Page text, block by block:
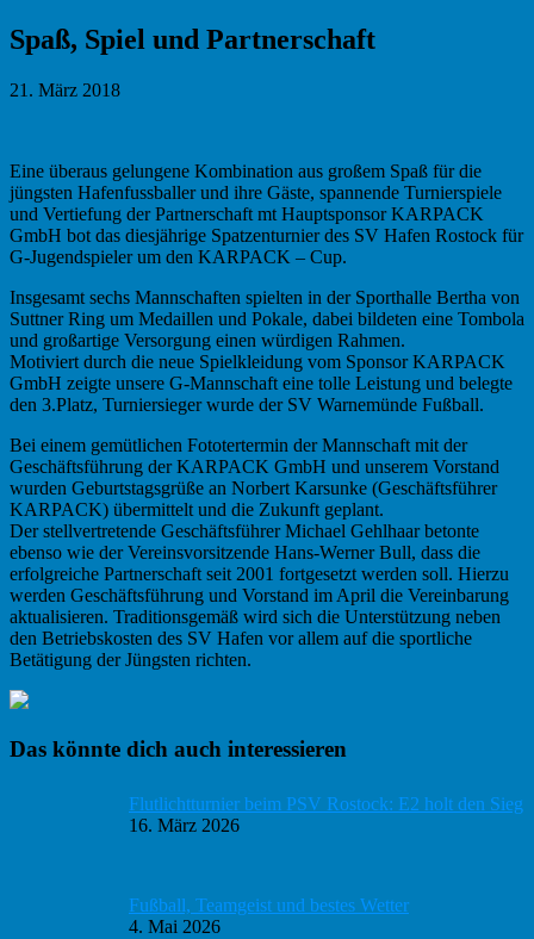
Spaß, Spiel und Partnerschaft
21. März 2018
Eine überaus gelungene Kombination aus großem Spaß für die
jüngsten Hafenfussballer und ihre Gäste, spannende Turnierspiele
und Vertiefung der Partnerschaft mt Hauptsponsor KARPACK
GmbH bot das diesjährige Spatzenturnier des SV Hafen Rostock für
G-Jugendspieler um den KARPACK – Cup.
Insgesamt sechs Mannschaften spielten in der Sporthalle Bertha von
Suttner Ring um Medaillen und Pokale, dabei bildeten eine Tombola
und großartige Versorgung einen würdigen Rahmen.
Motiviert durch die neue Spielkleidung vom Sponsor KARPACK
GmbH zeigte unsere G-Mannschaft eine tolle Leistung und belegte
den 3.Platz, Turniersieger wurde der SV Warnemünde Fußball.
Bei einem gemütlichen Fototertermin der Mannschaft mit der
Geschäftsführung der KARPACK GmbH und unserem Vorstand
wurden Geburtstagsgrüße an Norbert Karsunke (Geschäftsführer
KARPACK) übermittelt und die Zukunft geplant.
Der stellvertretende Geschäftsführer Michael Gehlhaar betonte
ebenso wie der Vereinsvorsitzende Hans-Werner Bull, dass die
erfolgreiche Partnerschaft seit 2001 fortgesetzt werden soll. Hierzu
werden Geschäftsführung und Vorstand im April die Vereinbarung
aktualisieren. Traditionsgemäß wird sich die Unterstützung neben
den Betriebskosten des SV Hafen vor allem auf die sportliche
Betätigung der Jüngsten richten.
Haupt-
Das könnte dich auch interessieren
Flutlichtturnier beim PSV Rostock: E2 holt den Sieg
16. März 2026
Fußball, Teamgeist und bestes Wetter
4. Mai 2026